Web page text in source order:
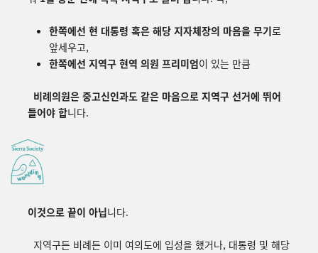
한쪽에선 현 대통령 혹은 해당 지자체장의 마음을 무기로
앞세우고,
한쪽에선 지역구 현역 의원 프리미엄이 있는 만큼
비례의원은 중고신인과도 같은 마음으로 지역구 선거에 뛰어
들어야 합니다.
이것으로 끝이 아닙니다.
지역구든 비례든 이미 여의도에 입성을 했거나, 대통령 및 해당